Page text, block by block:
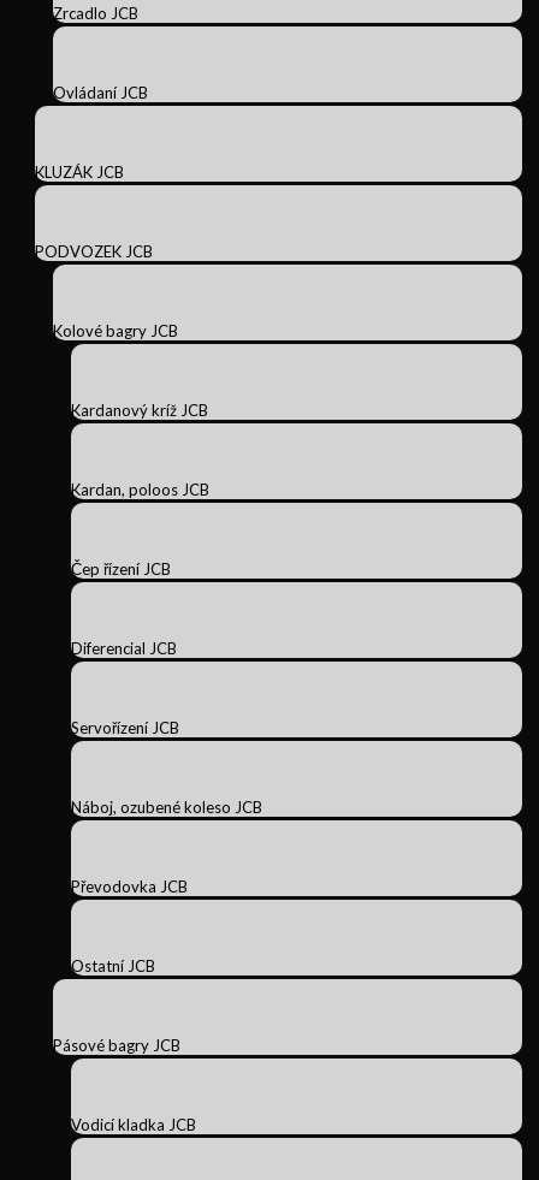
Zrcadlo JCB
Ovládaní JCB
KLUZÁK JCB
PODVOZEK JCB
Kolové bagry JCB
Kardanový kríž JCB
Kardan, poloos JCB
Čep řízení JCB
Diferencial JCB
Servořízení JCB
Náboj, ozubené koleso JCB
Převodovka JCB
Ostatní JCB
Pásové bagry JCB
Vodicí kladka JCB